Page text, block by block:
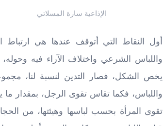
الإذاعية سارة المسلاتي
أول النقاط التي أتوقف عندها هي
واللباس الشرعي واختلاف الآراء فيه وحوله،
يخص الشكل، فصار التدين لنسبة لنا،
واللباس، فكما تقاس تقوى الرجل، بمقدار
تقوى المرأة بحسب لباسها وهيئتها، من